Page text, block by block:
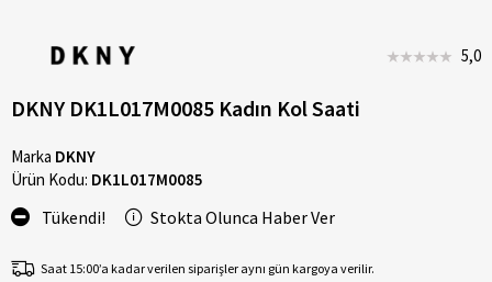
5,0
DKNY DK1L017M0085 Kadın Kol Saati
Marka DKNY
Ürün Kodu: DK1L017M0085
Tükendi! Stokta Olunca Haber Ver
Saat 15:00’a kadar verilen siparişler aynı gün kargoya verilir.